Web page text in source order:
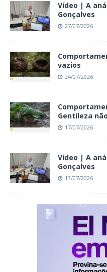
Vídeo | A
Gonçalves
27/07/2026
vazios
24/07/2026
Gentileza
17/07/2026
Vídeo | A
Gonçalves
13/07/2026